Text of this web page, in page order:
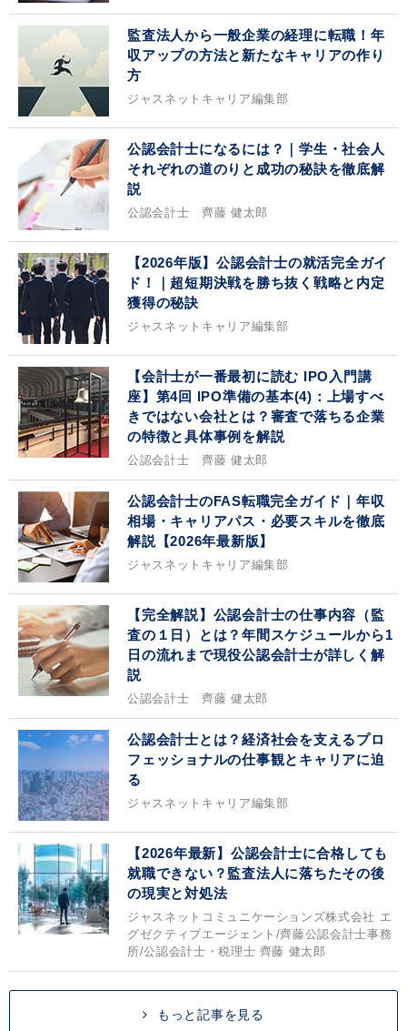
監査法人から一般企業の経理に転職！年
収アップの方法と新たなキャリアの作り
方
ジャスネットキャリア編集部
公認会計士になるには？｜学生・社会人
それぞれの道のりと成功の秘訣を徹底解
説
公認会計士 齊藤 健太郎
【2026年版】公認会計士の就活完全ガイ
ド！｜超短期決戦を勝ち抜く戦略と内定
獲得の秘訣
ジャスネットキャリア編集部
【会計士が一番最初に読む IPO入門講
座】第4回 IPO準備の基本(4)：上場すべ
きではない会社とは？審査で落ちる企業
の特徴と具体事例を解説
公認会計士 齊藤 健太郎
公認会計士のFAS転職完全ガイド｜年収
相場・キャリアパス・必要スキルを徹底
解説【2026年最新版】
ジャスネットキャリア編集部
【完全解説】公認会計士の仕事内容（監
査の１日）とは？年間スケジュールから1
日の流れまで現役公認会計士が詳しく解
説
公認会計士 齊藤 健太郎
公認会計士とは？経済社会を支えるプロ
フェッショナルの仕事観とキャリアに迫
る
ジャスネットキャリア編集部
【2026年最新】公認会計士に合格しても
就職できない？監査法人に落ちたその後
の現実と対処法
ジャスネットコミュニケーションズ株式会社 エ
グゼクティブエージェント/齊藤公認会計士事務
所/公認会計士・税理士 齊藤 健太郎
もっと記事を見る